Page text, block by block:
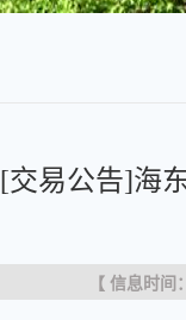
[交易公告]海
【 信息时间